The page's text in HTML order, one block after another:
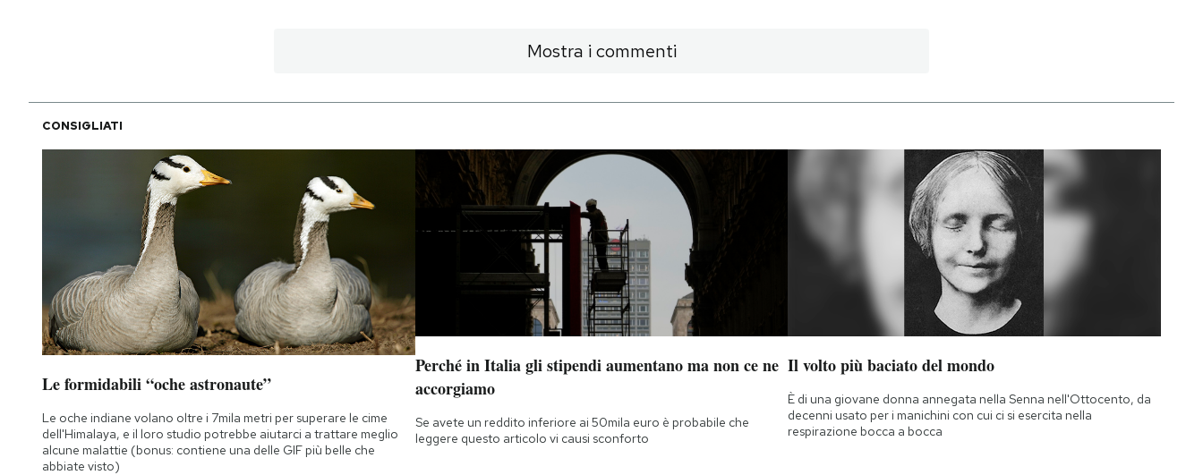
Mostra i commenti
CONSIGLIATI
Le formidabili “oche astronaute”
Le oche indiane volano oltre i 7mila metri per superare le cime
dell'Himalaya, e il loro studio potrebbe aiutarci a trattare meglio
alcune malattie (bonus: contiene una delle GIF più belle che
abbiate visto)
Perché in Italia gli stipendi aumentano ma non ce ne
accorgiamo
Se avete un reddito inferiore ai 50mila euro è probabile che
leggere questo articolo vi causi sconforto
Il volto più baciato del mondo
È di una giovane donna annegata nella Senna nell'Ottocento, da
decenni usato per i manichini con cui ci si esercita nella
respirazione bocca a bocca